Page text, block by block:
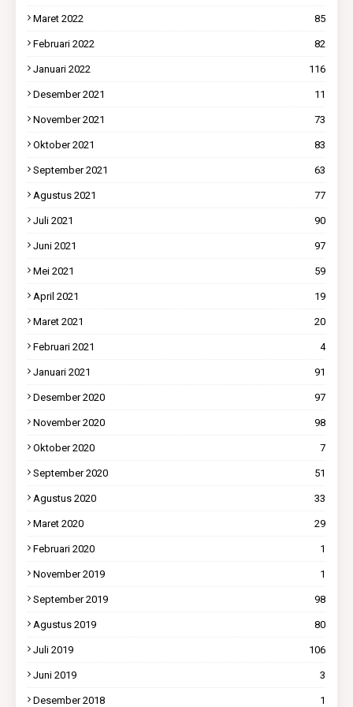
Maret 2022 85
Februari 2022 82
Januari 2022 116
Desember 2021 11
November 2021 73
Oktober 2021 83
September 2021 63
Agustus 2021 77
Juli 2021 90
Juni 2021 97
Mei 2021 59
April 2021 19
Maret 2021 20
Februari 2021 4
Januari 2021 91
Desember 2020 97
November 2020 98
Oktober 2020 7
September 2020 51
Agustus 2020 33
Maret 2020 29
Februari 2020 1
November 2019 1
September 2019 98
Agustus 2019 80
Juli 2019 106
Juni 2019 3
Desember 2018 1